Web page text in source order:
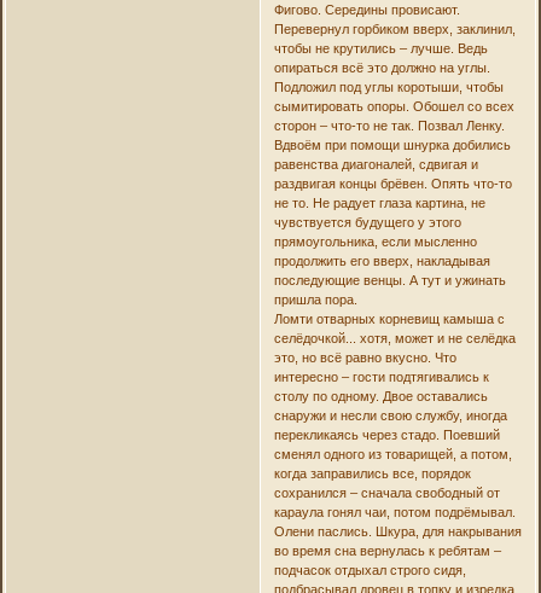
Фигово. Середины провисают.
Перевернул горбиком вверх, заклинил,
чтобы не крутились – лучше. Ведь
опираться всё это должно на углы.
Подложил под углы коротыши, чтобы
сымитировать опоры. Обошел со всех
сторон – что-то не так. Позвал Ленку.
Вдвоём при помощи шнурка добились
равенства диагоналей, сдвигая и
раздвигая концы брёвен. Опять что-то
не то. Не радует глаза картина, не
чувствуется будущего у этого
прямоугольника, если мысленно
продолжить его вверх, накладывая
последующие венцы. А тут и ужинать
пришла пора.
Ломти отварных корневищ камыша с
селёдочкой... хотя, может и не селёдка
это, но всё равно вкусно. Что
интересно – гости подтягивались к
столу по одному. Двое оставались
снаружи и несли свою службу, иногда
перекликаясь через стадо. Поевший
сменял одного из товарищей, а потом,
когда заправились все, порядок
сохранился – сначала свободный от
караула гонял чаи, потом подрёмывал.
Олени паслись. Шкура, для накрывания
во время сна вернулась к ребятам –
подчасок отдыхал строго сидя,
подбрасывал дровец в топку и изредка